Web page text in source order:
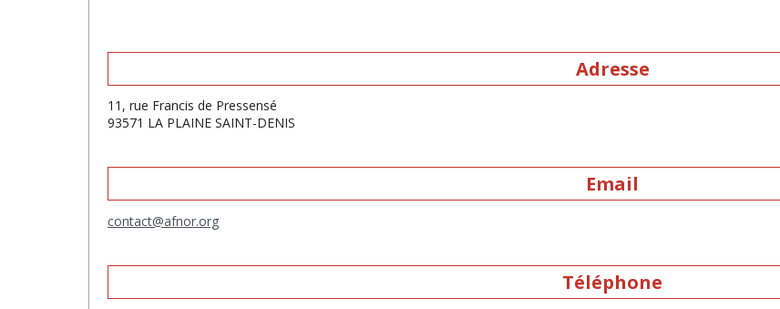
Adresse
11, rue Francis de Pressensé
93571 LA PLAINE SAINT-DENIS
Email
contact@afnor.org
Téléphone